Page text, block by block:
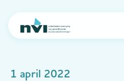
Navigation
1 april 2022